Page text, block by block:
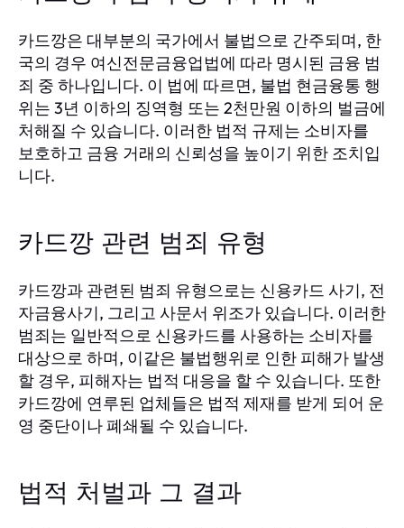
카드깡은 대부분의 국가에서 불법으로 간주되며, 한
국의 경우 여신전문금융업법에 따라 명시된 금융 범
죄 중 하나입니다. 이 법에 따르면, 불법 현금융통 행
위는 3년 이하의 징역형 또는 2천만원 이하의 벌금에
처해질 수 있습니다. 이러한 법적 규제는 소비자를
보호하고 금융 거래의 신뢰성을 높이기 위한 조치입
니다.
카드깡 관련 범죄 유형
카드깡과 관련된 범죄 유형으로는 신용카드 사기, 전
자금융사기, 그리고 사문서 위조가 있습니다. 이러한
범죄는 일반적으로 신용카드를 사용하는 소비자를
대상으로 하며, 이같은 불법행위로 인한 피해가 발생
할 경우, 피해자는 법적 대응을 할 수 있습니다. 또한
카드깡에 연루된 업체들은 법적 제재를 받게 되어 운
영 중단이나 폐쇄될 수 있습니다.
법적 처벌과 그 결과